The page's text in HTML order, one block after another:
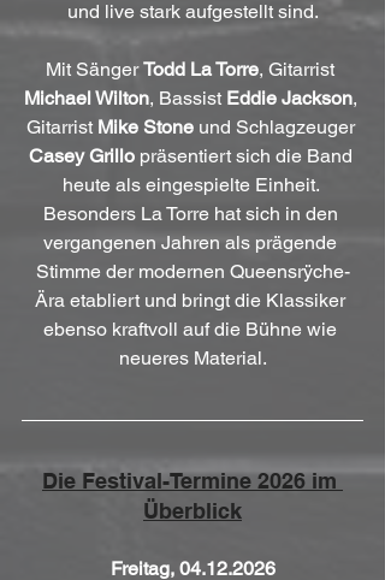
und live stark aufgestellt sind.
Mit Sänger Todd La Torre, Gitarrist
Michael Wilton, Bassist Eddie Jackson,
Gitarrist Mike Stone und Schlagzeuger
Casey Grillo präsentiert sich die Band
heute als eingespielte Einheit.
Besonders La Torre hat sich in den
vergangenen Jahren als prägende
Stimme der modernen Queensrÿche-
Ära etabliert und bringt die Klassiker
ebenso kraftvoll auf die Bühne wie
neueres Material.
Die Festival-Termine 2026 im
Überblick
Freitag, 04.12.2026